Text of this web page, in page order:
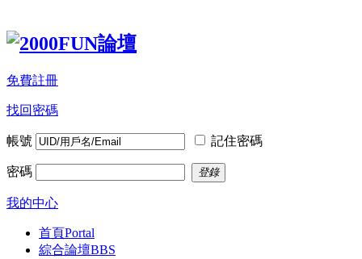
免費註冊
找回密碼
帳號 記住密碼
密碼 登錄
我的中心
首頁Portal
綜合論壇BBS